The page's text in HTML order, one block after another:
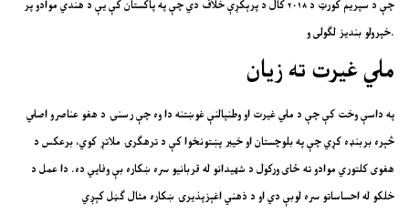
چې د سپریم کورټ د ۲۰۱۸ کال د پرېکړې خلاف دي چې په پاکستان کې یې د هندي موادو پر
خپرولو بندیز لګولی و.
ملي غیرت ته زیان
په داسې وخت کې چې د ملي غیرت او وطنپالنې غوښتنه دا وه چې رسنۍ د هغو عناصرو اصلي
څېره بربنډه کړي چې په بلوچستان او خیبر پښتونخوا کې د ترهګرۍ ملاتړ کوي، برعکس د
هغوی کلتوري موادو ته ځای ورکول د شهیدانو له قربانیو سره ښکاره بې وفایي ده. دا عمل د
خلکو له احساساتو سره لوبې دي او د ذهني اغېزپذیرۍ ښکاره مثال ګڼل کېږي